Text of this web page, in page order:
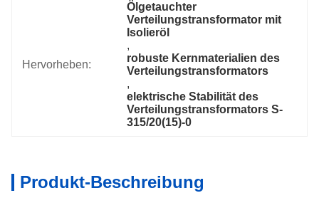
Hervorheben:
Ölgetauchter
Verteilungstransformator mit
Isolieröl
,
robuste Kernmaterialien des
Verteilungstransformators
,
elektrische Stabilität des
Verteilungstransformators S-
315/20(15)-0
Produkt-Beschreibung